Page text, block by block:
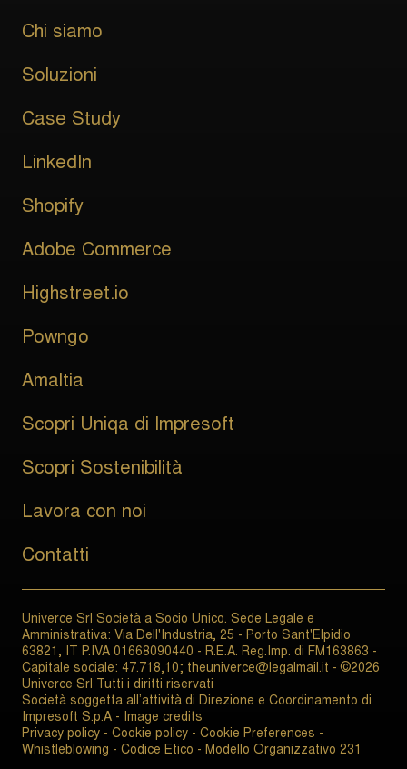
Chi siamo
Soluzioni
Case Study
LinkedIn
Shopify
Adobe Commerce
Highstreet.io
Powngo
Amaltia
Scopri Uniqa di Impresoft
Scopri Sostenibilità
Lavora con noi
Contatti
Univerce Srl Società a Socio Unico. Sede Legale e
Amministrativa: Via Dell'Industria, 25 - Porto Sant'Elpidio
63821, IT P.IVA 01668090440 - R.E.A. Reg.Imp. di FM163863 -
Capitale sociale: 47.718,10; theuniverce@legalmail.it - ©2026
Univerce Srl Tutti i diritti riservati
Società soggetta all’attività di Direzione e Coordinamento di
Impresoft S.p.A - Image credits
Privacy policy - Cookie policy - Cookie Preferences -
Whistleblowing - Codice Etico - Modello Organizzativo 231